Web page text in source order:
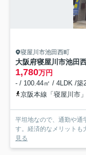
寝屋川市池田西町
大阪府寝屋川市池田
1,780万円
- / 100.44㎡ / 4LDK /築
京阪本線「寝屋川市
平坦地なので、通勤や通
す。経済的なメリットも
見る